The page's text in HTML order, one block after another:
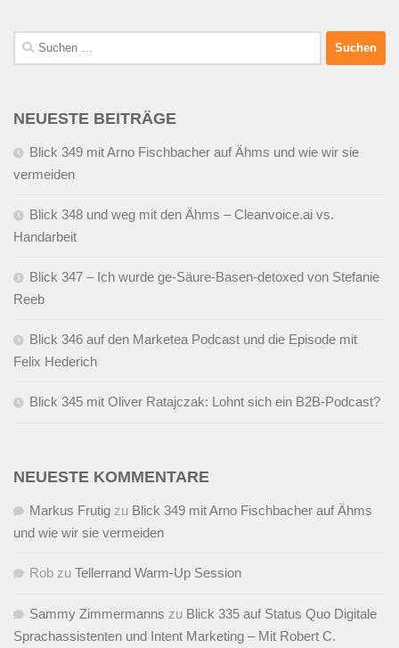
Suchen
nach:
NEUESTE BEITRÄGE
Blick 349 mit Arno Fischbacher auf Ähms und wie wir sie
vermeiden
Blick 348 und weg mit den Ähms – Cleanvoice.ai vs.
Handarbeit
Blick 347 – Ich wurde ge-Säure-Basen-detoxed von Stefanie
Reeb
Blick 346 auf den Marketea Podcast und die Episode mit
Felix Hederich
Blick 345 mit Oliver Ratajczak: Lohnt sich ein B2B-Podcast?
NEUESTE KOMMENTARE
Markus Frutig zu Blick 349 mit Arno Fischbacher auf Ähms
und wie wir sie vermeiden
Rob zu Tellerrand Warm-Up Session
Sammy Zimmermanns zu Blick 335 auf Status Quo Digitale
Sprachassistenten und Intent Marketing – Mit Robert C.